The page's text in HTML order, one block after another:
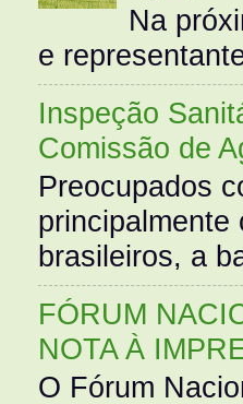
Na
e
Inspeção
Comissão de
Preocupados
principalmente
brasileiros, a
FÓRUM
NOTA À
O Fórum